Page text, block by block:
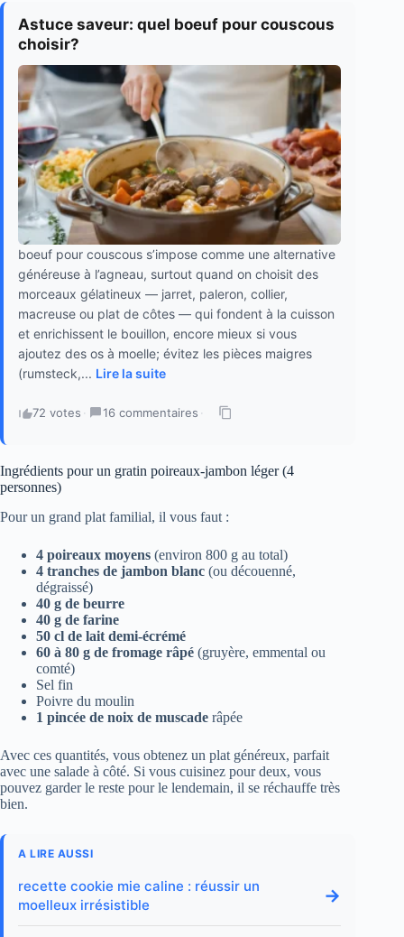
Astuce saveur: quel boeuf pour couscous
choisir?
boeuf pour couscous s’impose comme une alternative
généreuse à l’agneau, surtout quand on choisit des
morceaux gélatineux — jarret, paleron, collier,
macreuse ou plat de côtes — qui fondent à la cuisson
et enrichissent le bouillon, encore mieux si vous
ajoutez des os à moelle; évitez les pièces maigres
(rumsteck,... Lire la suite
72 votes · 16 commentaires ·
Ingrédients pour un gratin poireaux-jambon léger (4
personnes)
Pour un grand plat familial, il vous faut :
4 poireaux moyens (environ 800 g au total)
4 tranches de jambon blanc (ou découenné,
dégraissé)
40 g de beurre
40 g de farine
50 cl de lait demi-écrémé
60 à 80 g de fromage râpé (gruyère, emmental ou
comté)
Sel fin
Poivre du moulin
1 pincée de noix de muscade râpée
Avec ces quantités, vous obtenez un plat généreux, parfait
avec une salade à côté. Si vous cuisinez pour deux, vous
pouvez garder le reste pour le lendemain, il se réchauffe très
bien.
A LIRE AUSSI
recette cookie mie caline : réussir un
moelleux irrésistible
→